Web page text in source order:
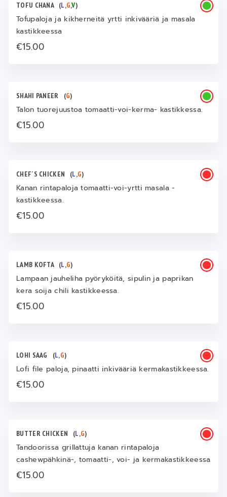
TOFU CHANA (L,G,V)
Tofupaloja ja kikherneitä yrtti inkivääriä ja masala
kastikkeessa
€15.00
SHAHI PANEER (G)
Talon tuorejuustoa tomaatti-voi-kerma- kastikkessa.
€15.00
CHEF´S CHICKEN (L,G)
Kanan rintapaloja tomaatti-voi-yrtti masala -
kastikkeessa.
€15.00
LAMB KOFTA (L,G)
Lampaan jauheliha pyöryköitä, sipulin ja paprikan
kera soija chili kastikkeessa.
€15.00
LOHI SAAG (L,G)
Lofi file paloja, pinaatti inkivääriä kermakastikkeessa.
€15.00
BUTTER CHICKEN (L,G)
Tandoorissa grillattuja kanan rintapaloja
cashewpähkinä-, tomaatti-, voi- ja kermakastikkeessa
€15.00